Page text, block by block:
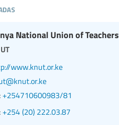
National Union of Teachers
www.knut.or.ke
+254710600983/81
+254 (20) 222.03.87